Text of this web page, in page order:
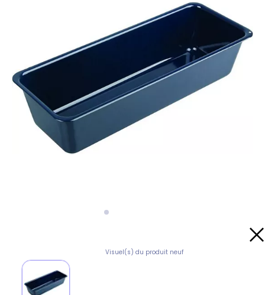
Visuel(s) du produit neuf